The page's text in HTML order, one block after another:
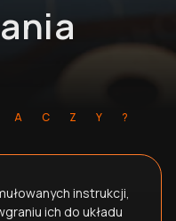
instrukcji,
ich do układu